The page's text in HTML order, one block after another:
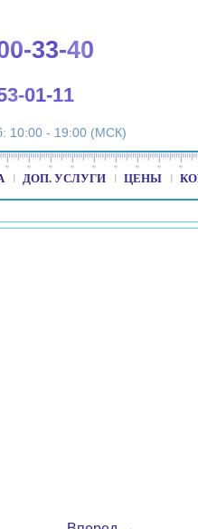
33-40
01-11
10:00 - 19:00 (МСК)
ДОП. УСЛУГИ ЦЕНЫ